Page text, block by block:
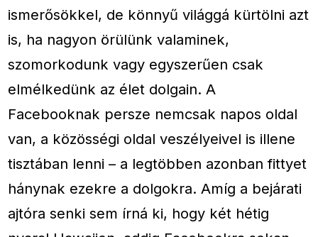
ismerősökkel, de könnyű világgá kürtölni azt
is, ha nagyon örülünk valaminek,
szomorkodunk vagy egyszerűen csak
elmélkedünk az élet dolgain. A
Facebooknak persze nemcsak napos oldal
van, a közösségi oldal veszélyeivel is illene
tisztában lenni – a legtöbben azonban fittyet
hánynak ezekre a dolgokra. Amíg a bejárati
ajtóra senki sem írná ki, hogy két hétig